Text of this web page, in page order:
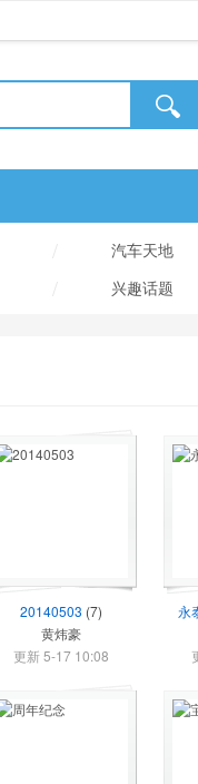
汽车天地
兴趣话题
20140503 (7)
黄炜豪
更新 5-17 10:08
永